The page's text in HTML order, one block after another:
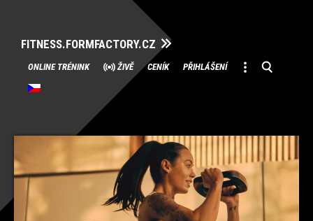
FITNESS.FORMFACTORY.CZ
Přeskočit
na
obsah
ONLINE TRÉNINK ŽIVĚ CENÍK PŘIHLÁŠENÍ